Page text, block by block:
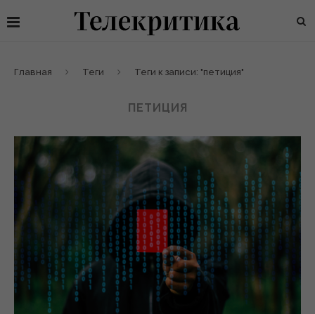
Главная Теги Теги к записи: "петиция"
ПЕТИЦИЯ